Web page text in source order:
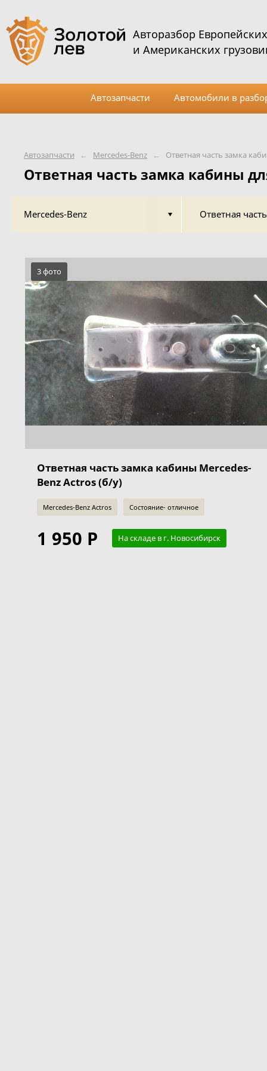
Автозапчасти ← Mercedes-Benz ← Ответная часть замка
Ответная часть замка кабины
Mercedes-Benz Ответная
3 фото
Ответная часть замка кабины Mercedes-
Benz Actros (б/у)
Mercedes-Benz Actros Состояние- отличное
1 950 Р На складе в г. Новосибирск
Авторазбор Европейских
и Американских
Автозапчасти Автомобили в